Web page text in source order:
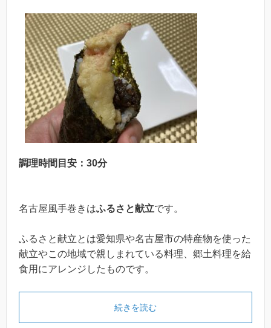
調理時間目安：30分
名古屋風手巻きはふるさと献立です。
ふるさと献立とは愛知県や名古屋市の特産物を使った
献立やこの地域で親しまれている料理、郷土料理を給
食用にアレンジしたものです。
続きを読む